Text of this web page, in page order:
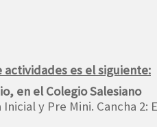
actividades es el siguiente:
en el Colegio Salesiano
Inicial y Pre Mini. Cancha 2: